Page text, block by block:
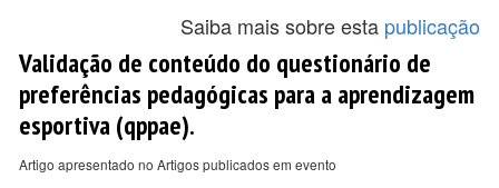
Saiba mais sobre esta publicação
Validação de conteúdo do questionário de
preferências pedagógicas para a aprendizagem
esportiva (qppae).
Artigo apresentado no Artigos publicados em evento